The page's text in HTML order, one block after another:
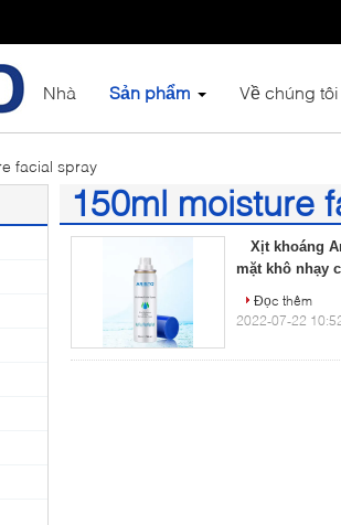
Nhà Sản phẩm Về chúng tôi
facial spray
150ml moisture
(1)
Xịt khoáng
mặt khô nhạy
Đọc thêm
2022-07-22